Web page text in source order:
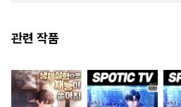
관련 작품